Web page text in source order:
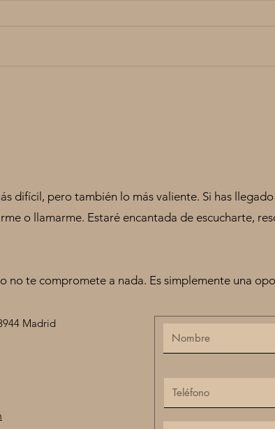
difícil, pero también lo más valiente. Si has
o llamarme. Estaré encantada de escucharte,
no te compromete a nada. Es simplemente una
Madrid